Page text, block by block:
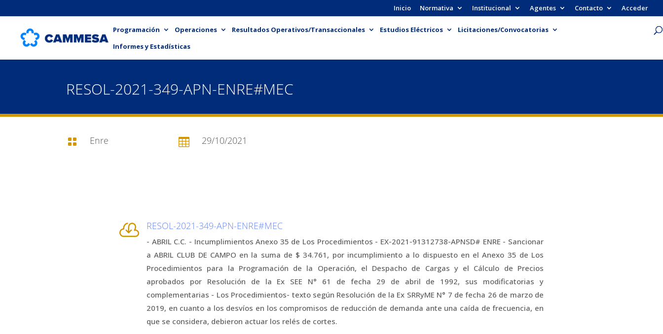
Inicio Normativa Institucional Agentes Contacto Acceder
Programación Operaciones Resultados Operativos/Transaccionales Estudios Eléctricos
Licitaciones/Convocatorias
Informes y Estadísticas
RESOL-2021-349-APN-ENRE#MEC
 Enre  29/10/2021
 RESOL-2021-349-APN-ENRE#MEC
- ABRIL C.C. - Incumplimientos Anexo 35 de Los Procedimientos - EX-2021-91312738-APNSD# ENRE - Sancionar
a ABRIL CLUB DE CAMPO en la suma de $ 34.761, por incumplimiento a lo dispuesto en el Anexo 35 de Los
Procedimientos para la Programación de la Operación, el Despacho de Cargas y el Cálculo de Precios
aprobados por Resolución de la Ex SEE N° 61 de fecha 29 de abril de 1992, sus modificatorias y
complementarias - Los Procedimientos- texto según Resolución de la Ex SRRyME N° 7 de fecha 26 de marzo de
2019, en cuanto a los desvíos en los compromisos de reducción de demanda ante una caída de frecuencia, en
que se considera, debieron actuar los relés de cortes.